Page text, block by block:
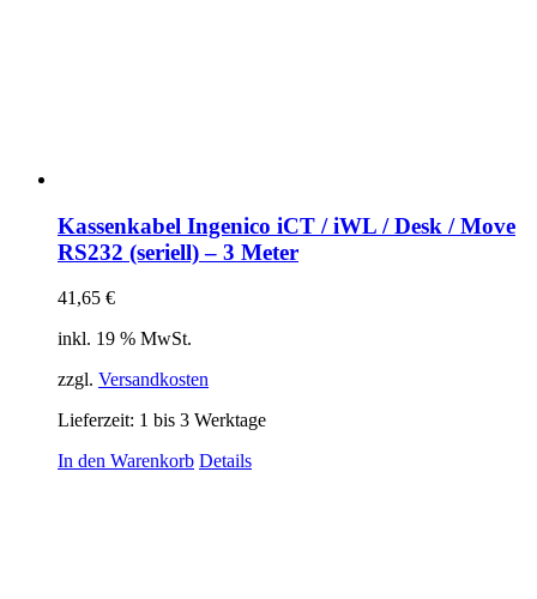
Kassenkabel Ingenico iCT / iWL / Desk / Move
RS232 (seriell) – 3 Meter
41,65 €
inkl. 19 % MwSt.
zzgl. Versandkosten
Lieferzeit: 1 bis 3 Werktage
In den Warenkorb Details